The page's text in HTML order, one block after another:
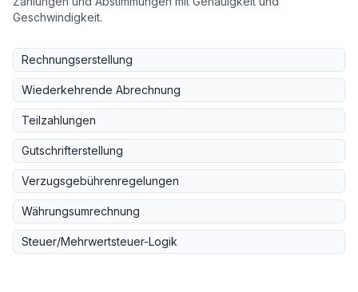
Geschwindigkeit.
Rechnungserstellung
Wiederkehrende Abrechnung
Teilzahlungen
Gutschrifterstellung
Verzugsgebührenregelungen
Währungsumrechnung
Steuer/Mehrwertsteuer-Logik